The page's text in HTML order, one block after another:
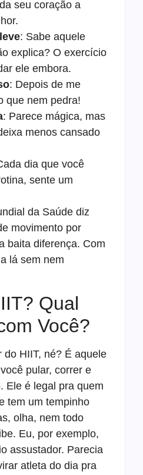
seu coração a
: Sabe aquele
explica? O exercício
ele embora.
: Depois de me
que nem pedra!
: Parece mágica, mas
menos cansado
dia que você
sente um
da Saúde diz
movimento por
baita diferença. Com
lá sem nem
Qual
Você?
do HIIT, né? É aquele
pular, correr e
Ele é legal pra quem
tem um tempinho
olha, nem todo
Eu, por exemplo,
assustador. Parecia
atleta do dia pra